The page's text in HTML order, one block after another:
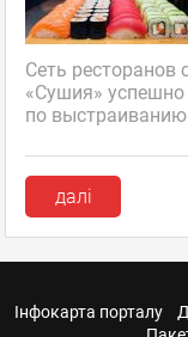
Сеть ресторанов
«Сушия»
по выстраиванию
далі
Інфокарта порталу